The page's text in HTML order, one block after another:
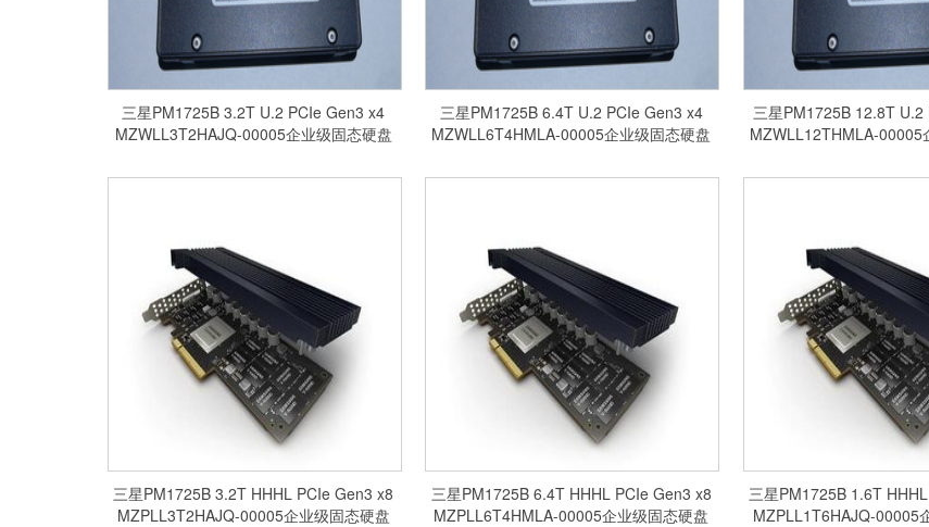
三星PM1725B 3.2T U.2 PCIe Gen3 x4
MZWLL3T2HAJQ-00005企业级固态硬盘
三星PM1725B 6.4T U.2 PCIe Gen3 x4
MZWLL6T4HMLA-00005企业级固态硬盘
三星PM1725B 12.8T
MZWLL12THMLA-00005
三星PM1725B 3.2T HHHL PCIe Gen3 x8
MZPLL3T2HAJQ-00005企业级固态硬盘
三星PM1725B 6.4T HHHL PCIe Gen3 x8
MZPLL6T4HMLA-00005企业级固态硬盘
三星PM1725B 1.6T
MZPLL1T6HAJQ-00005